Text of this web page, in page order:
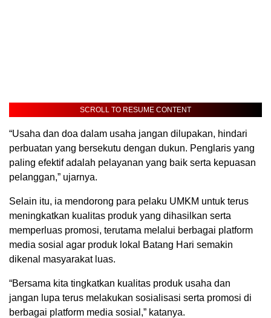
SCROLL TO RESUME CONTENT
“Usaha dan doa dalam usaha jangan dilupakan, hindari
perbuatan yang bersekutu dengan dukun. Penglaris yang
paling efektif adalah pelayanan yang baik serta kepuasan
pelanggan,” ujarnya.
Selain itu, ia mendorong para pelaku UMKM untuk terus
meningkatkan kualitas produk yang dihasilkan serta
memperluas promosi, terutama melalui berbagai platform
media sosial agar produk lokal Batang Hari semakin
dikenal masyarakat luas.
“Bersama kita tingkatkan kualitas produk usaha dan
jangan lupa terus melakukan sosialisasi serta promosi di
berbagai platform media sosial,” katanya.